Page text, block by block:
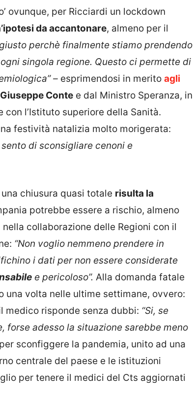
ovunque, per Ricciardi un lockdown
da accantonare, almeno per il
perchè finalmente stiamo prendendo
singola regione. Questo ci permette di
– esprimendosi in merito agli
Giuseppe Conte e dal Ministro Speranza, in
con l’Istituto superiore della Sanità.
festività natalizia molto morigerata:
di sconsigliare cenoni e
chiusura quasi totale risulta la
potrebbe essere a rischio, almeno
collaborazione delle Regioni con il
“Non voglio nemmeno prendere in
i dati per non essere considerate
e pericoloso”. Alla domanda fatale
volta nelle ultime settimane, ovvero:
medico risponde senza dubbi: “Si, se
adesso la situazione sarebbe meno
per sconfiggere la pandemia, unito ad una
centrale del paese e le istituzioni
per tenere il medici del Cts aggiornati